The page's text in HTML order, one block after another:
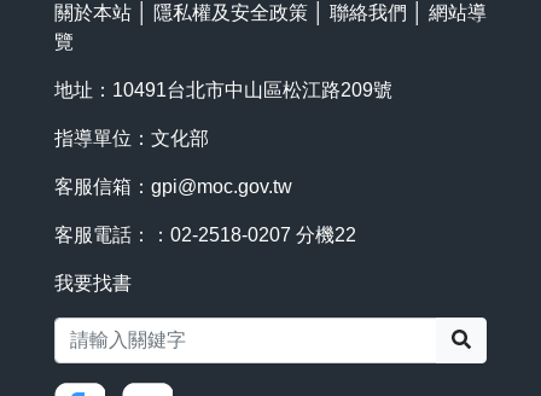
關於本站 隱私權及安全政策 聯絡我們
網站導
覽
地址：10491台北市中山區松江路209號
指導單位：文化部
客服信箱： gpi@moc.gov.tw
客服電話：：02-2518-0207 分機22
我要找書